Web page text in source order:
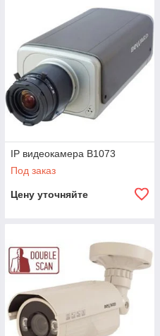
IP видеокамера B1073
Под заказ
Цену уточняйте